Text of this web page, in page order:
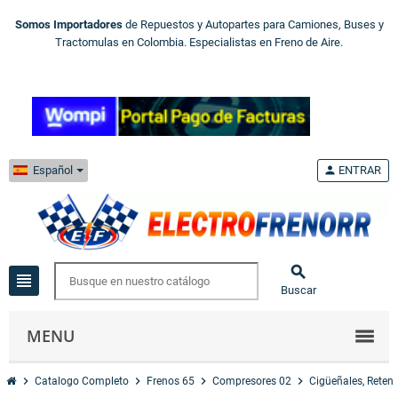
Somos Importadores de Repuestos y Autopartes para Camiones, Buses y
Tractomulas en Colombia. Especialistas en Freno de Aire.
Español
view_headline 
Buscar
person ENTRAR
MENU
chevron_right Catalogo Completo chevron_right Frenos 65 chevron_right Compresores 02 chevron_right Cigüeñales, Reten